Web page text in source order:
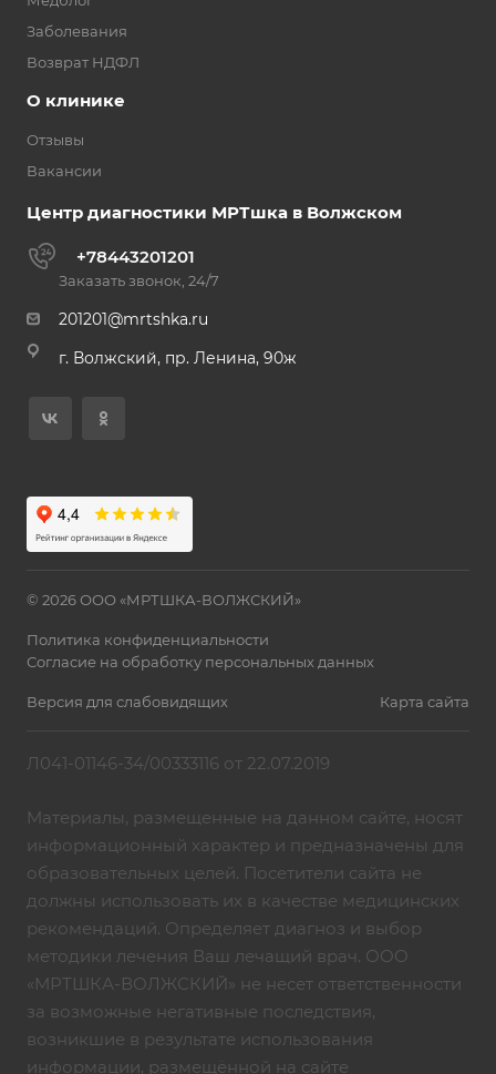
Заболевания
Возврат НДФЛ
О клинике
Отзывы
Вакансии
Центр диагностики МРТшка в Волжском
+78443201201
Заказать звонок, 24/7
201201@mrtshka.ru
г. Волжский, пр. Ленина, 90ж
© 2026 ООО «МРТШКА-ВОЛЖСКИЙ»
Политика конфиденциальности
Согласие на обработку персональных данных
Версия для слабовидящих Карта сайта
Л041-01146-34/00333116 от 22.07.2019
Материалы, размещенные на данном сайте, носят
информационный характер и предназначены для
образовательных целей. Посетители сайта не
должны использовать их в качестве медицинских
рекомендаций. Определяет диагноз и выбор
методики лечения Ваш лечащий врач. ООО
«МРТШКА-ВОЛЖСКИЙ» не несет ответственности
за возможные негативные последствия,
возникшие в результате использования
информации, размещённой на сайте